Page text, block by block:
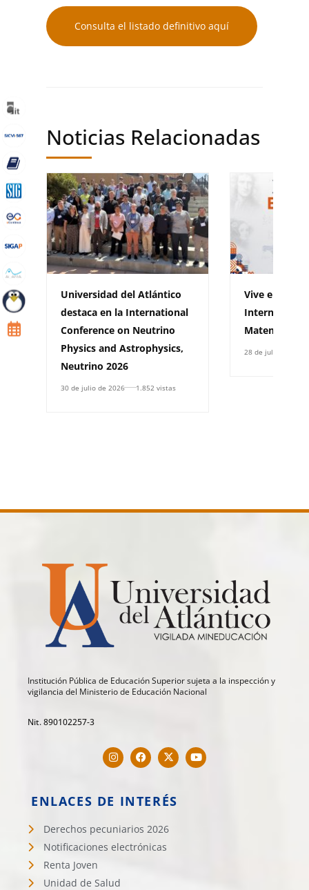
Consulta el listado definitivo aquí
Noticias Relacionadas
Universidad del Atlántico
destaca en la International
Conference on Neutrino
Physics and Astrophysics,
Neutrino 2026
30 de julio de 2026 1.852 vistas
Vive el XXII
Matemáticas
28 de julio de 2026
Institución Pública de Educación Superior sujeta a la inspección y
vigilancia del Ministerio de Educación Nacional
Nit. 890102257-3
ENLACES DE INTERÉS
Derechos pecuniarios 2026
Notificaciones electrónicas
Renta Joven
Unidad de Salud